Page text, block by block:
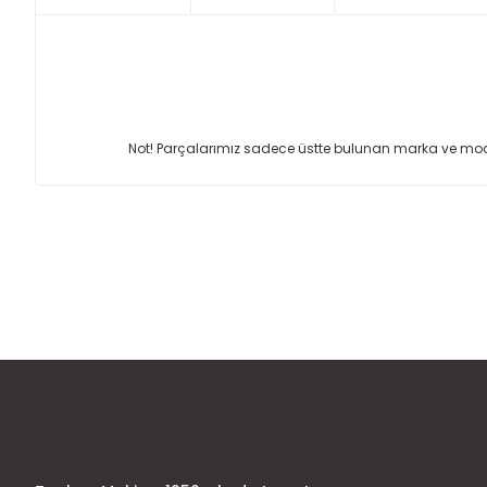
Not! Parçalarımız sadece üstte bulunan marka ve
Ürün bilgilerinde hatalar bulunuyor.